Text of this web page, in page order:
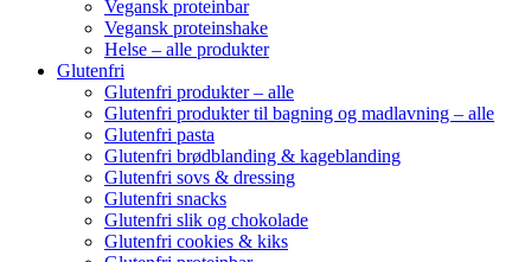
Vegansk proteinbar
Vegansk proteinshake
Helse – alle produkter
Glutenfri
Glutenfri produkter – alle
Glutenfri produkter til bagning og madlavning – alle
Glutenfri pasta
Glutenfri brødblanding & kageblanding
Glutenfri sovs & dressing
Glutenfri snacks
Glutenfri slik og chokolade
Glutenfri cookies & kiks